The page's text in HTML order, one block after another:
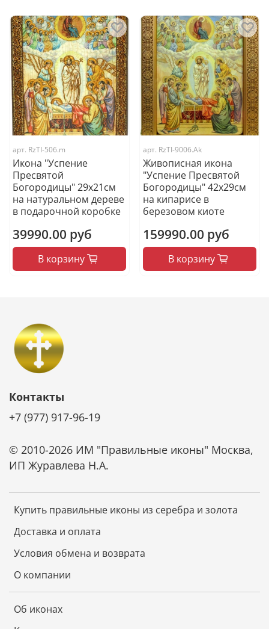
арт. RzTI-506.m
Икона "Успение
Пресвятой
Богородицы" 29х21см
на натуральном дереве
в подарочной коробке
39990.00 руб
В корзину
арт. RzTI-9006.Ak
Живописная икона
"Успение Пресвятой
Богородицы" 42х29см
на кипарисе в
березовом киоте
159990.00 руб
В корзину
Купить правильные иконы из серебра и золота
Доставка и оплата
Условия обмена и возврата
О компании
Об иконах
Контакты
+7 (977) 917-96-19
© 2010-2026 ИМ "Правильные иконы" Москва,
ИП Журавлева Н.А.